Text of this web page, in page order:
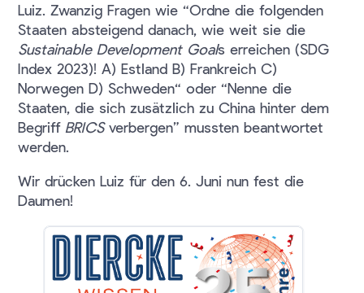
Luiz. Zwanzig Fragen wie “Ordne die folgenden
Staaten absteigend danach, wie weit sie die
Sustainable Development Goals erreichen (SDG
Index 2023)! A) Estland B) Frankreich C)
Norwegen D) Schweden“ oder “Nenne die
Staaten, die sich zusätzlich zu China hinter dem
Begriff BRICSverbergen” mussten beantwortet
werden.
Wir drücken Luiz für den 6. Juni nun fest die
Daumen!